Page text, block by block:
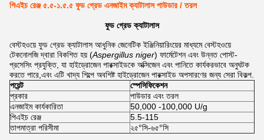
পিএইচ রেঞ্জ ৫.৫-১.৫.৫ ফুড গ্রেড এনজাইম ক্যাটালাস পাউডার / তরল
ফুড গ্রেড ক্যাটালাস
বেস্টহওয়ে ফুড গ্রেড ক্যাটালাস আধুনিক জেনেটিক ইঞ্জিনিয়ারিংয়ের মাধ্যমে বেস্টহওয়ে
টেকনোলজি দ্বারা বিকশিত হয় (Aspergillus niger) ফার্মেটেশন এবং উন্নত পোস্ট-
প্রসেসিং প্রযুক্তি, যা হাইড্রোজেন পারক্সাইডকে অক্সিজেন এবং পানিতে কার্যকরভাবে অনুঘটক
করতে পারে,এবং এটি খাদ্য শিল্পে অবশিষ্ট হাইড্রোজেন পারক্সাইড অপসারণের জন্য সেরা বিকল্প.
পয়েন্ট
স্পেসিফিকেশন
প্রকার
পাউডার এবং তরল
এনজাইম কার্যকারিতা
50,000 -100,000 U/g
পিএইচ রেঞ্জ
5.5-115
তাপমাত্রা পরিসীমা
২৫°সি-৬৫°সি